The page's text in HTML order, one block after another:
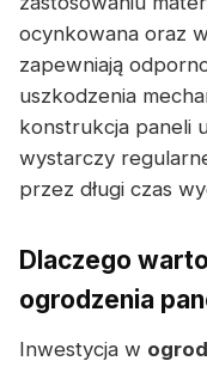
ocynkowana oraz
zapewniają
uszkodzenia
konstrukcja paneli
wystarczy
przez długi czas
Dlaczego
ogrodzenia
Inwestycja w